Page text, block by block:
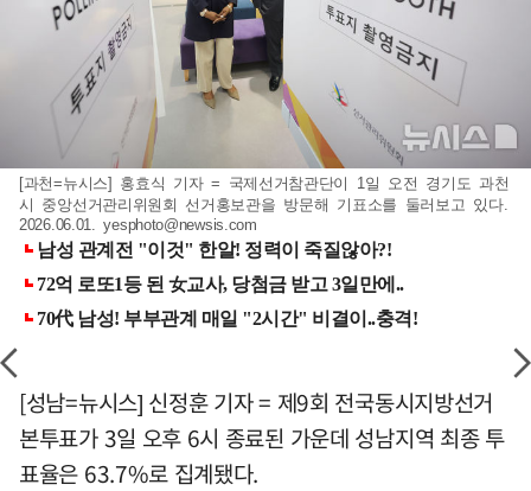
[과천=뉴시스] 홍효식 기자 = 국제선거참관단이 1일 오전 경기도 과천
시 중앙선거관리위원회 선거홍보관을 방문해 기표소를 둘러보고 있다.
2026.06.01.yesphoto@newsis.com
[성남=뉴시스] 신정훈 기자 = 제9회 전국동시지방선거
본투표가 3일 오후 6시 종료된 가운데 성남지역 최종 투
표율은 63.7%로 집계됐다.